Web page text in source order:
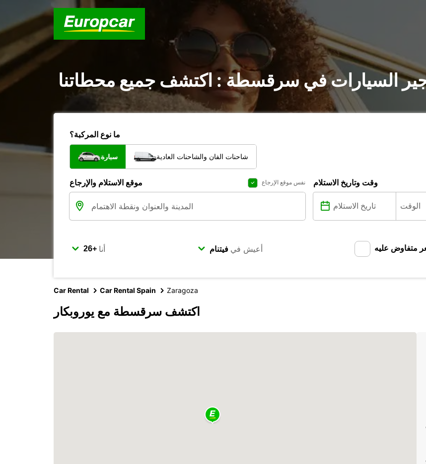
السيارات في سرقسطة : اكتشف جميع محطاتنا
ما نوع المركبة؟
سيارة شاحنات الفان والشاحنات العادية
موقع الاستلام والإرجاع نفس موقع الإرجاع وقت وتاريخ الاستلام
أنا أعيش في متفاوض عليه
Car Rental Car Rental Spain Zaragoza
اكتشف سرقسطة مع يوروبكار